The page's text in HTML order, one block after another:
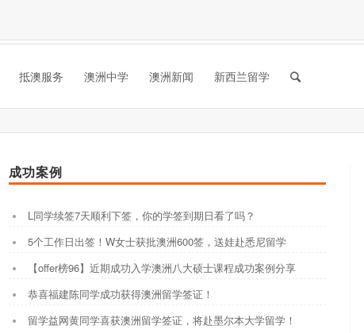
抵澳服务 澳洲中学 澳洲新闻 新西兰留学
成功案例
L同学续签7天顺利下签，你的学签到期日看了吗？
5个工作日出签！W女士获批澳洲600签，送娃赴悉尼留学
【offer榜96】近期成功入学澳洲八大硕士课程成功案例分享
恭喜福建陈同学成功获得澳洲留学签证！
留学益网黄同学喜获澳洲留学签证，将赴墨尔本大学留学！